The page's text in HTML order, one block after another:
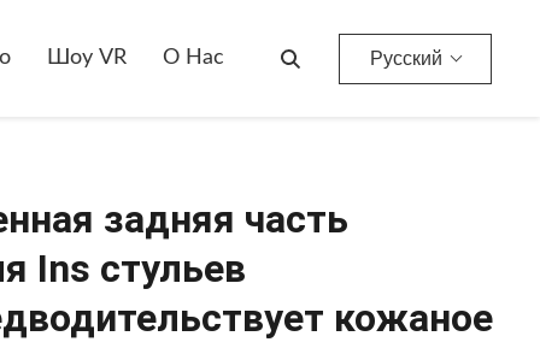
Шоу VR О Нас Русский
задняя часть
Ins стульев
кожаное